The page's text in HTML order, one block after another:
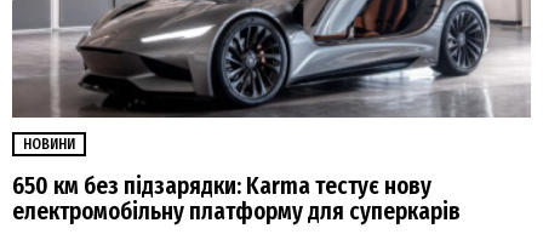
НОВИНИ
650 км без підзарядки: Karma тестує нову
електромобільну платформу для суперкарів